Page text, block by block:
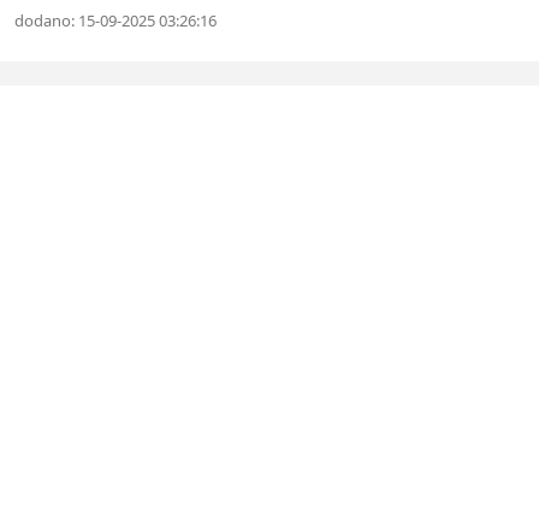
dodano: 15-09-2025 03:26:16